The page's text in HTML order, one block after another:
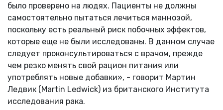
было проверено на людях. Пациенты не должны
самостоятельно пытаться лечиться маннозой,
поскольку есть реальный риск побочных эффектов,
которые еще не были исследованы. В данном случае
следует проконсультироваться с врачом, прежде
чем резко менять свой рацион питания или
употреблять новые добавки», - говорит Мартин
Ледвик (Martin Ledwick) из британского Института
исследования рака.